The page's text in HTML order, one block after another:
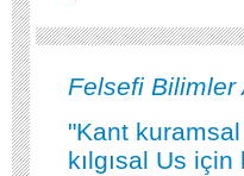
Felsefi
"Kant
kılgısal Us